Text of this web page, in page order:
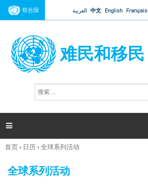
Jump to navigation
联合国 العربية 中文 English Français
难民和移民
搜
索

你
这
首页› 日历›全球系列活动
全球系列活动